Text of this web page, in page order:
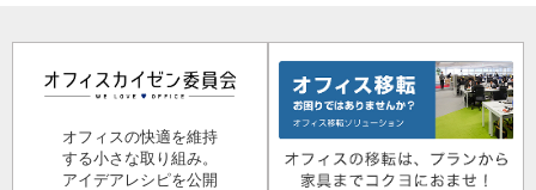
オフィスの快適を維持
する小さな取り組み。
アイデアレシピを公開